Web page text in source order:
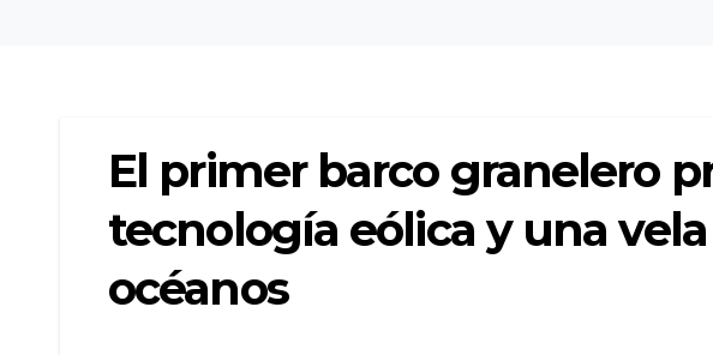
El primer barco granelero
tecnología eólica y una
océanos